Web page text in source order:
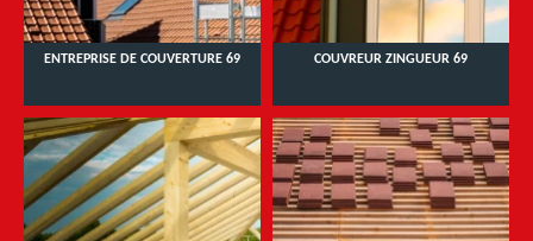
ENTREPRISE DE COUVERTURE 69 COUVREUR ZINGUEUR 69